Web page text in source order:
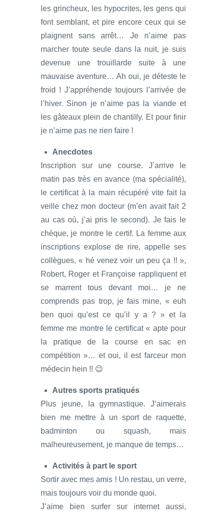
les grincheux, les hypocrites, les gens qui
font semblant, et pire encore ceux qui se
plaignent sans arrêt… Je n’aime pas
marcher toute seule dans la nuit, je suis
devenue une trouillarde suite à une
mauvaise aventure… Ah oui, je déteste le
froid ! J’appréhende toujours l’arrivée de
l’hiver. Sinon je n’aime pas la viande et
les gâteaux plein de chantilly. Et pour finir
je n’aime pas ne rien faire !
Anecdotes
Inscription sur une course. J’arrive le
matin pas très en avance (ma spécialité),
le certificat à la main récupéré vite fait la
veille chez mon docteur (m’en avait fait 2
au cas où, j’ai pris le second). Je fais le
chèque, je montre le certif. La femme aux
inscriptions explose de rire, appelle ses
collègues, « hé venez voir un peu ça !! »,
Robert, Roger et Françoise rappliquent et
se marrent tous devant moi… je ne
comprends pas trop, je fais mine, « euh
ben quoi qu’est ce qu’il y a ? » et la
femme me montre le certificat « apte pour
la pratique de la course en sac en
compétition »… et oui, il est farceur mon
médecin hein !! 😉
Autres sports pratiqués
Plus jeune, la gymnastique. J’aimerais
bien me mettre à un sport de raquette,
badminton ou squash, mais
malheureusement, je manque de temps…
Activités à part le sport
Sortir avec mes amis ! Un restau, un verre,
mais toujours voir du monde quoi.
J’aime bien surfer sur internet aussi,